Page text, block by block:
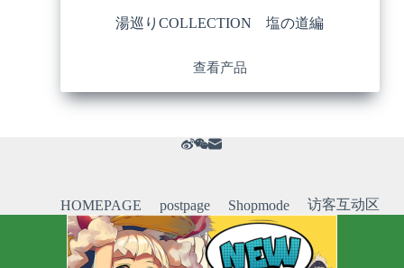
湯巡りCOLLECTION 塩の道編
查看产品
HOMEPAGE postpage Shopmode 访客互动区